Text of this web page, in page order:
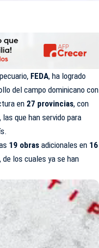
FEDA, ha logrado
del campo dominicano con
en 27 provincias, con
que han servido para
19 obras adicionales en 16
, de los cuales ya se han